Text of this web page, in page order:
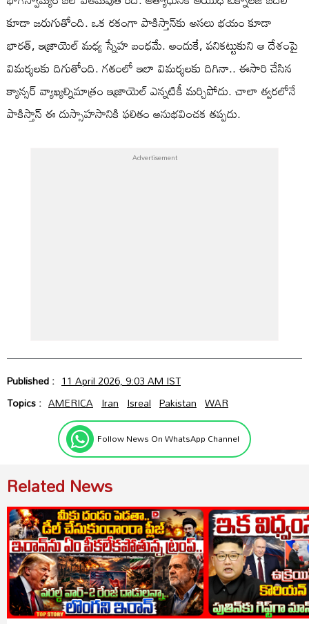
కూడా జరుగుతోంది. ఒక రకంగా పాకిస్తాన్‌కు అసలు భయం కూడా
భారత్, ఇజ్రాయెల్ మధ్య స్నేహ బంధమే. అందుకే, పనికట్టుకుని ఆ దేశంపై
విమర్శలకు దిగుతోంది. గతంలో ఇలా విమర్శలకు దిగినా.. ఈసారి చేసిన
క్యాన్సర్ వ్యాఖ్యల్నిమాత్రం ఇజ్రాయెల్ ఎన్నటికీ మర్చిపోదు. చాలా త్వరలోనే
పాకిస్తాన్ ఈ దుస్సాహసానికి ఫలితం అనుభవించక తప్పదు.
Published : 11 April 2026, 9:03 AM IST
Topics : AMERICA Iran Isreal Pakistan WAR
Follow News On WhatsApp Channel
Related News